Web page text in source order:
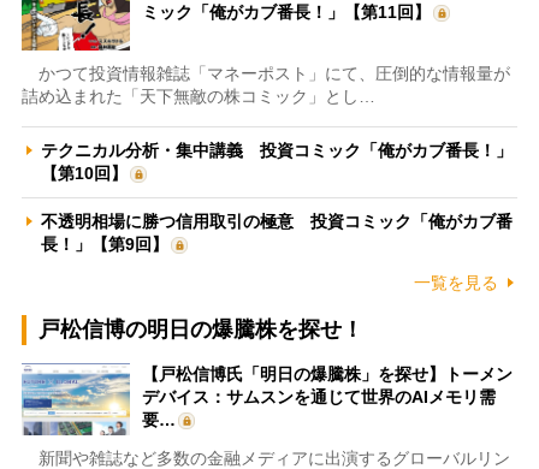
ミック「俺がカブ番長！」【第11回】
かつて投資情報雑誌「マネーポスト」にて、圧倒的な情報量が
詰め込まれた「天下無敵の株コミック」とし…
テクニカル分析・集中講義 投資コミック「俺がカブ番長！」
【第10回】
不透明相場に勝つ信用取引の極意 投資コミック「俺がカブ番
長！」【第9回】
一覧を見る
戸松信博の明日の爆騰株を探せ！
【戸松信博氏「明日の爆騰株」を探せ】トーメン
デバイス：サムスンを通じて世界のAIメモリ需
要…
新聞や雑誌など多数の金融メディアに出演するグローバルリン